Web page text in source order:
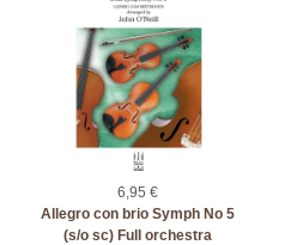
6,95 €
Allegro con brio Symph No 5
(s/o sc) Full orchestra